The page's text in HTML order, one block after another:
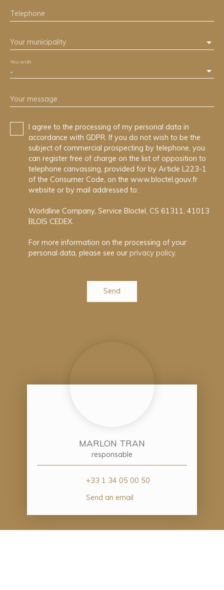
Telephone
Your municipality
-
You wish
Your message
I agree to the processing of my personal data in
accordance with GDPR. If you do not wish to be the
subject of commercial prospecting by telephone, you
can register free of charge on the list of opposition to
telephone canvassing, provided for by Article L223-1
of the Consumer Code, on the www.bloctel.gouv.fr
website or by mail addressed to:
Worldline Company, Service Bloctel, CS 61311, 41013
BLOIS CEDEX.
For more information on the processing of your
personal data, please see our privacy policy.
Send
MARLON TRAN
responsable
+33 1 34 05 00 50
Send an email